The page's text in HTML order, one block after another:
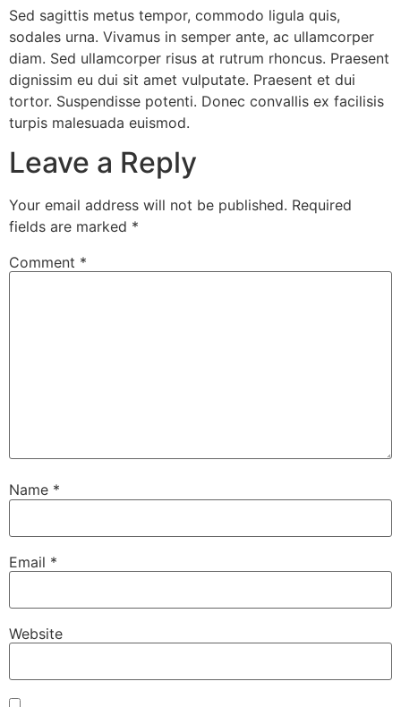
Sed sagittis metus tempor, commodo ligula quis,
sodales urna. Vivamus in semper ante, ac ullamcorper
diam. Sed ullamcorper risus at rutrum rhoncus. Praesent
dignissim eu dui sit amet vulputate. Praesent et dui
tortor. Suspendisse potenti. Donec convallis ex facilisis
turpis malesuada euismod.
Leave a Reply
Your email address will not be published. Required
fields are marked *
Comment *
Name *
Email *
Website